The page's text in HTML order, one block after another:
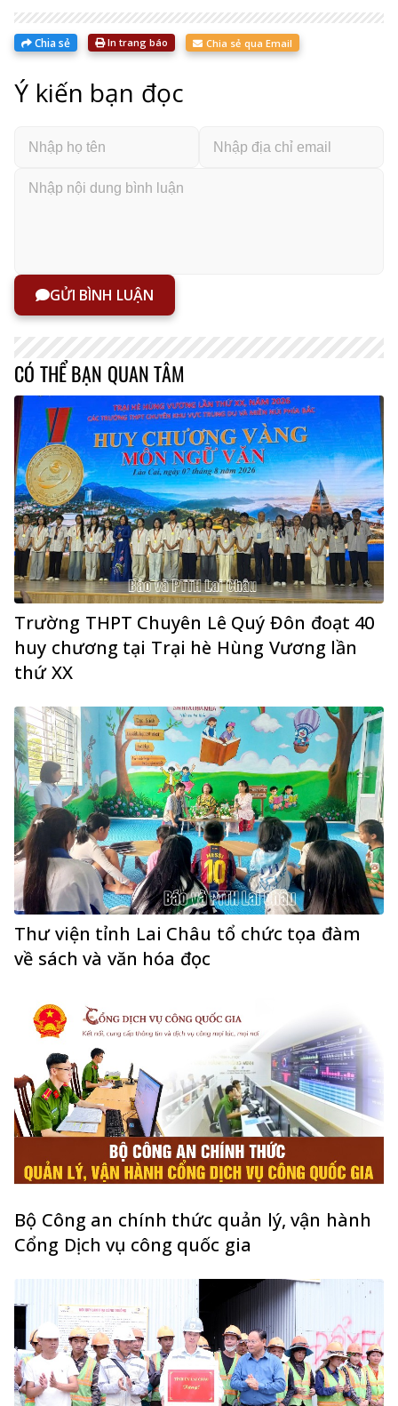
Chia sẻ In trang báo Chia sẻ qua Email
Ý kiến bạn đọc
GỬI BÌNH LUẬN
CÓ THỂ BẠN QUAN TÂM
Trường THPT Chuyên Lê Quý Đôn đoạt 40
huy chương tại Trại hè Hùng Vương lần
thứ XX
Thư viện tỉnh Lai Châu tổ chức tọa đàm
về sách và văn hóa đọc
Bộ Công an chính thức quản lý, vận hành
Cổng Dịch vụ công quốc gia